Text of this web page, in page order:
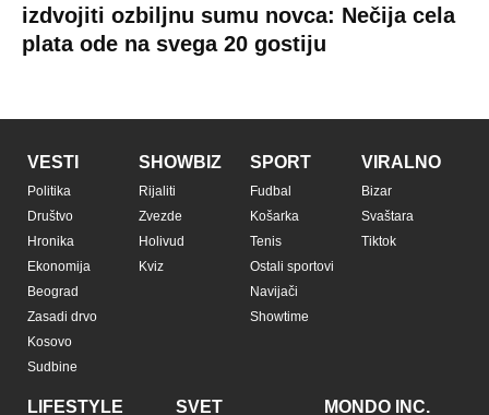
izdvojiti ozbiljnu sumu novca: Nečija cela
plata ode na svega 20 gostiju
VESTI
Politika
Društvo
Hronika
Ekonomija
Beograd
Zasadi drvo
Kosovo
Sudbine
SHOWBIZ
Rijaliti
Zvezde
Holivud
Kviz
SPORT
Fudbal
Košarka
Tenis
Ostali sportovi
Navijači
Showtime
VIRALNO
Bizar
Svaštara
Tiktok
LIFESTYLE SVET MONDO INC.